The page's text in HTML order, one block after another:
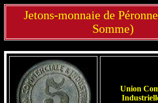
Jetons-monnaie de
Somme)
Union